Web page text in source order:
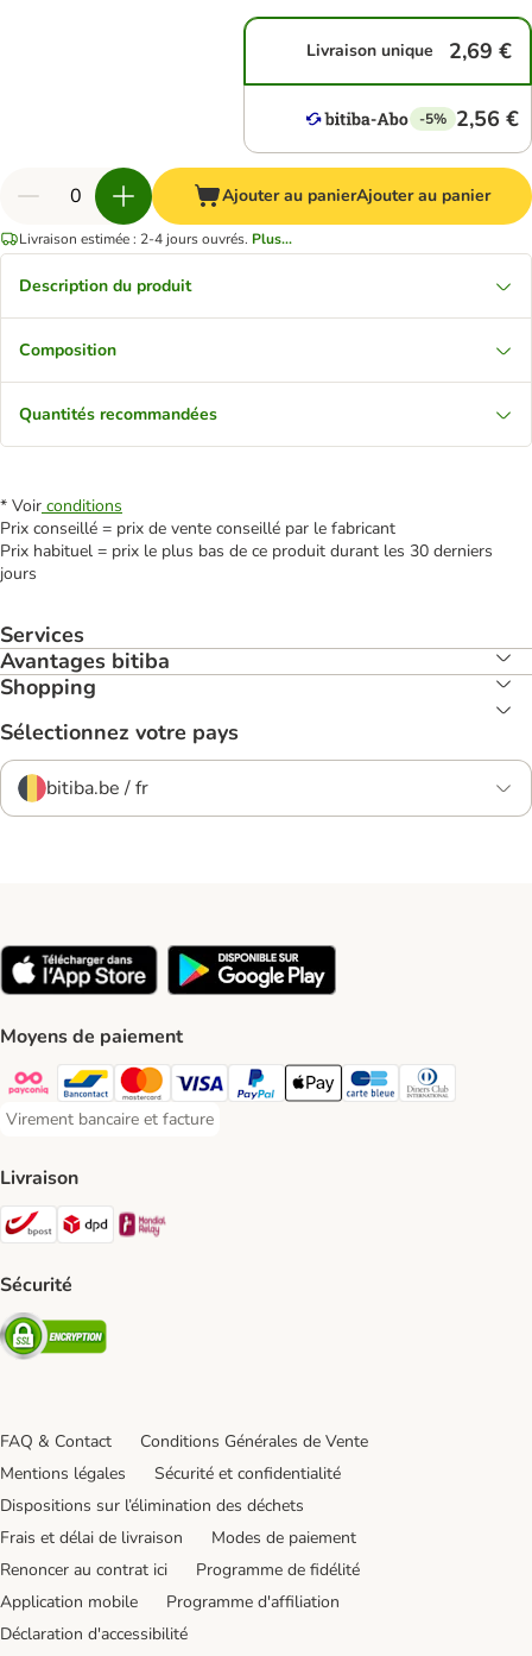
Livraison unique 2,69 €
-5% 2,56 €
Ajouter au panierAjouter au panier
Livraison estimée : 2-4 jours ouvrés. Plus...
Description du produit
Composition
Quantités recommandées
* Voir conditions
Prix conseillé = prix de vente conseillé par le fabricant
Prix habituel = prix le plus bas de ce produit durant les 30 derniers
jours
Services
Avantages bitiba
Shopping
Sélectionnez votre pays
bitiba.be / fr
Moyens de paiement
Payconiq Payment Method
Bancontact Payment Method
Mastercard Payment Method
Visa Payment Method
Paypal Payment Method
Apple Pay Payment Method
Carte bleue Payment
Diners club
Virement bancaire et facture
Virement bancaire et facture Payment Method
Livraison
Bpost Shipping Method
DPD Shipping Method
Sécurité
Security
FAQ & Contact
Conditions Générales de Vente
Mentions légales
Sécurité et confidentialité
Dispositions sur l’élimination des déchets
Frais et délai de livraison
Modes de paiement
Renoncer au contrat ici
Programme de fidélité
Application mobile
Programme d'affiliation
Déclaration d'accessibilité